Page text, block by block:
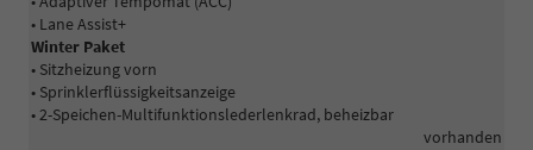
• Lane Assist+
Winter Paket
• Sitzheizung vorn
• Sprinklerflüssigkeitsanzeige
• 2-Speichen-Multifunktionslederlenkrad, beheizbar
vorhanden